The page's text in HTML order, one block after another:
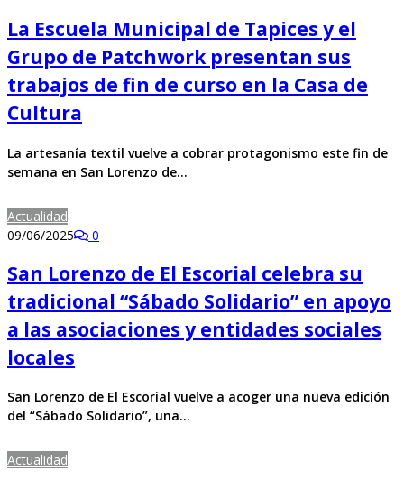
La Escuela Municipal de Tapices y el
Grupo de Patchwork presentan sus
trabajos de fin de curso en la Casa de
Cultura
La artesanía textil vuelve a cobrar protagonismo este fin de
semana en San Lorenzo de…
Actualidad
09/06/2025
0
San Lorenzo de El Escorial celebra su
tradicional “Sábado Solidario” en apoyo
a las asociaciones y entidades sociales
locales
San Lorenzo de El Escorial vuelve a acoger una nueva edición
del “Sábado Solidario”, una…
Actualidad